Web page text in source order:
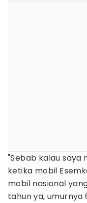
"Sebab kalau saya
ketika mobil
mobil nasional
tahun ya, umurnya